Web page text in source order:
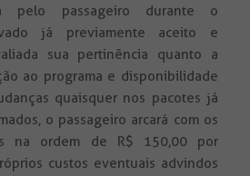
pelo passageiro durante o
já previamente aceito e
sua pertinência quanto a
ao programa e disponibilidade
quaisquer nos pacotes já
o passageiro arcará com os
na ordem de R$ 150,00 por
custos eventuais advindos